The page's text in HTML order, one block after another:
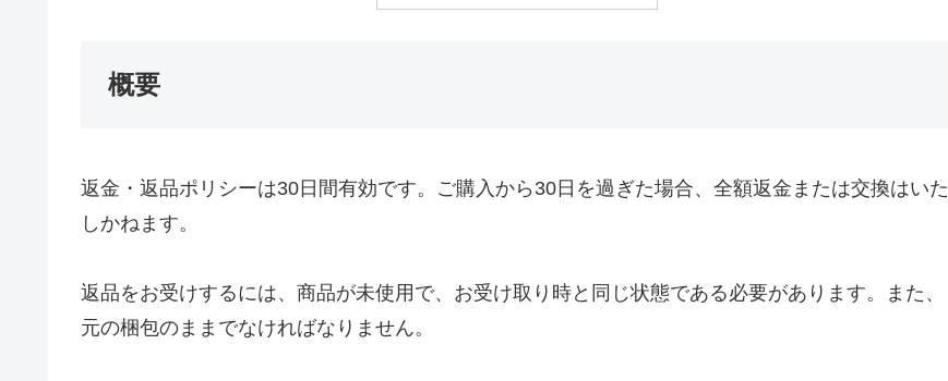
概要
返金・返品ポリシーは30日間有効です。ご購入から30日を過ぎた場合、全額返金または交換はいた
しかねます。
返品をお受けするには、商品が未使用で、お受け取り時と同じ状態である必要があります。また、
元の梱包のままでなければなりません。